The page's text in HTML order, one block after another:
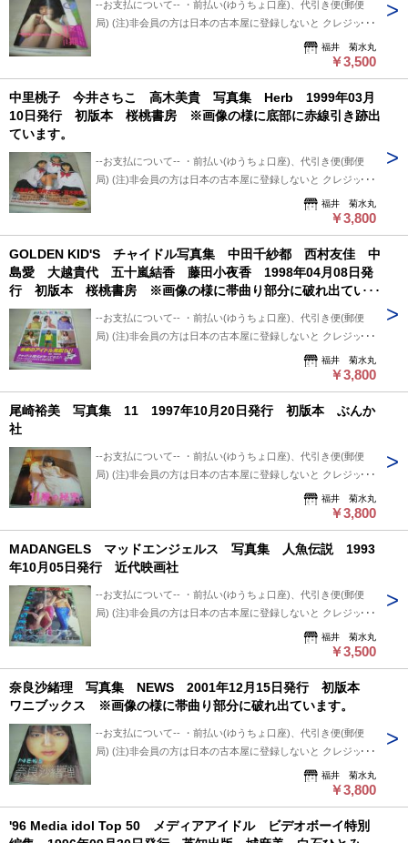
配送状況確認できます。 --保管期間について-- 此方から連絡
いです。 5日過ぎましても手続き頂けない場合は キャンセル
跡番号あり+保証なし+対面受け取り (押印またはサイン必要)
・クロネコ便 送料は地方により変わります。 (下記紹介部分
に送料記載あり) ※曜日・時間指定ご希望の場合 ※※郵便局
+クロネコ営業所留め置き可能です。 --発送について-- 振込確
平日のみ、 クロネコ便は常時発送可能。 ※※郵便局発送ご利
用、日・祭日かかる場合は 祭日明け発送になります。 ※※※
配送状況確認できます。 --保管期間について-- 此方から連絡
後、5日間保管しています。 5日間内、購入手続き頂ければ幸
--お支払について-- ・前払い(ゆうちょ口座)、代引き便(郵便
局) (注)非会員の方は日本の古本屋に登録しないと クレジット
決済利用出来ないと思います。 非会員の方は支払い方法を
「振込み」または「代金引換」でご利用下さい。 --状態につい
て-- 中古品ですので痛み (傷/汚れ/折れ/破れ/使用感等)は ある
ものとご理解/ご了承のうえ、 購入ご検討頂ければ幸いです。
--送料について-- ・レターパックライト 430円 ※追跡番号あ
・クロネコ便 送料は地方により変わります。 (下記紹介部分
に送料記載あり) ※曜日・時間指定ご希望の場合 ※※郵便局
+クロネコ営業所留め置き可能です。 --発送について-- 振込確
認後、2～3日以内で発送致します。 ※郵便局ご利用の場合、
用、日・祭日かかる場合は 祭日明け発送になります。 ※※※
追跡番号は発送前にお知らせ致します。 追跡番号から荷物の
配送状況確認できます。 --保管期間について-- 此方から連絡
後、5日間保管しています。 5日間内、購入手続き頂ければ幸
いです。 5日過ぎましても手続き頂けない場合は キャンセル
福井 菊水丸
￥3,500
中里桃子 今井さちこ 高木美貴 写真集 Herb 1999年03月
10日発行 初版本 桜桃書房 ※画像の様に底部に赤線引き跡出
ています。
--お支払について-- ・前払い(ゆうちょ口座)、代引き便(郵便
局) (注)非会員の方は日本の古本屋に登録しないと クレジット
決済利用出来ないと思います。 非会員の方は支払い方法を
「振込み」または「代金引換」でご利用下さい。 --状態につい
て-- 中古品ですので痛み (傷/汚れ/折れ/破れ/使用感等)は ある
ものとご理解/ご了承のうえ、 購入ご検討頂ければ幸いです。
--送料について-- ・レターパックライト 430円 ※追跡番号あ
り+保証なし+ポスト投函 ・レターパックプラス 600円 ※追
・クロネコ便 送料は地方により変わります。 (下記紹介部分
に送料記載あり) ※曜日・時間指定ご希望の場合 ※※郵便局
+クロネコ営業所留め置き可能です。 --発送について-- 振込確
認後、2～3日以内で発送致します。 ※郵便局ご利用の場合、
用、日・祭日かかる場合は 祭日明け発送になります。 ※※※
配送状況確認できます。 --保管期間について-- 此方から連絡
後、5日間保管しています。 5日間内、購入手続き頂ければ幸
福井 菊水丸
￥3,800
GOLDEN KID'S チャイドル写真集 中田千紗都 西村友佳 中
島愛 大越貴代 五十嵐結香 藤田小夜香 1998年04月08日発
行 初版本 桜桃書房 ※画像の様に帯曲り部分に破れ出ていま
す。
--お支払について-- ・前払い(ゆうちょ口座)、代引き便(郵便
局) (注)非会員の方は日本の古本屋に登録しないと クレジット
決済利用出来ないと思います。 非会員の方は支払い方法を
「振込み」または「代金引換」でご利用下さい。 --状態につい
て-- 中古品ですので痛み (傷/汚れ/折れ/破れ/使用感等)は ある
ものとご理解/ご了承のうえ、 購入ご検討頂ければ幸いです。
跡番号あり+保証なし+対面受け取り (押印またはサイン必要)
・クロネコ便 送料は地方により変わります。 (下記紹介部分
に送料記載あり) ※曜日・時間指定ご希望の場合 ※※郵便局
+クロネコ営業所留め置き可能です。 --発送について-- 振込確
平日のみ、 クロネコ便は常時発送可能。 ※※郵便局発送ご利
用、日・祭日かかる場合は 祭日明け発送になります。 ※※※
追跡番号は発送前にお知らせ致します。 追跡番号から荷物の
配送状況確認できます。 --保管期間について-- 此方から連絡
いです。 5日過ぎましても手続き頂けない場合は キャンセル
福井 菊水丸
￥3,800
尾崎裕美 写真集 11 1997年10月20日発行 初版本 ぶんか
社
--お支払について-- ・前払い(ゆうちょ口座)、代引き便(郵便
局) (注)非会員の方は日本の古本屋に登録しないと クレジット
決済利用出来ないと思います。 非会員の方は支払い方法を
「振込み」または「代金引換」でご利用下さい。 --状態につい
て-- 中古品ですので痛み (傷/汚れ/折れ/破れ/使用感等)は ある
ものとご理解/ご了承のうえ、 購入ご検討頂ければ幸いです。
--送料について-- ・レターパックライト 430円 ※追跡番号あ
跡番号あり+保証なし+対面受け取り (押印またはサイン必要)
・クロネコ便 送料は地方により変わります。 (下記紹介部分
に送料記載あり) ※曜日・時間指定ご希望の場合 ※※郵便局
+クロネコ営業所留め置き可能です。 --発送について-- 振込確
平日のみ、 クロネコ便は常時発送可能。 ※※郵便局発送ご利
用、日・祭日かかる場合は 祭日明け発送になります。 ※※※
追跡番号は発送前にお知らせ致します。 追跡番号から荷物の
配送状況確認できます。 --保管期間について-- 此方から連絡
いです。 5日過ぎましても手続き頂けない場合は キャンセル
福井 菊水丸
￥3,800
MADANGELS マッドエンジェルス 写真集 人魚伝説 1993
年10月05日発行 近代映画社
--お支払について-- ・前払い(ゆうちょ口座)、代引き便(郵便
局) (注)非会員の方は日本の古本屋に登録しないと クレジット
決済利用出来ないと思います。 非会員の方は支払い方法を
「振込み」または「代金引換」でご利用下さい。 --状態につい
て-- 中古品ですので痛み (傷/汚れ/折れ/破れ/使用感等)は ある
ものとご理解/ご了承のうえ、 購入ご検討頂ければ幸いです。
--送料について-- ・レターパックライト 430円 ※追跡番号あ
跡番号あり+保証なし+対面受け取り (押印またはサイン必要)
・クロネコ便 送料は地方により変わります。 (下記紹介部分
に送料記載あり) ※曜日・時間指定ご希望の場合 ※※郵便局
+クロネコ営業所留め置き可能です。 --発送について-- 振込確
平日のみ、 クロネコ便は常時発送可能。 ※※郵便局発送ご利
福井 菊水丸
￥3,500
奈良沙緒理 写真集 NEWS 2001年12月15日発行 初版本
ワニブックス ※画像の様に帯曲り部分に破れ出ています。
--お支払について-- ・前払い(ゆうちょ口座)、代引き便(郵便
局) (注)非会員の方は日本の古本屋に登録しないと クレジット
決済利用出来ないと思います。 非会員の方は支払い方法を
「振込み」または「代金引換」でご利用下さい。 --状態につい
て-- 中古品ですので痛み (傷/汚れ/折れ/破れ/使用感等)は ある
ものとご理解/ご了承のうえ、 購入ご検討頂ければ幸いです。
福井 菊水丸
￥3,800
'96 Media idol Top 50 メディアアイドル ビデオボーイ特別